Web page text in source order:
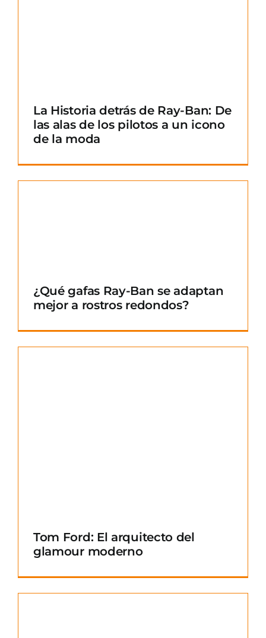
La Historia detrás de Ray-Ban: De
las alas de los pilotos a un icono
de la moda
¿Qué gafas Ray-Ban se adaptan
mejor a rostros redondos?
Tom Ford: El arquitecto del
glamour moderno